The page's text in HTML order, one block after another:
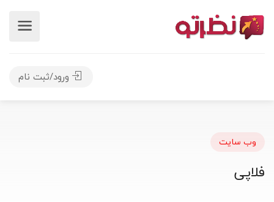
ورود/ثبت نام
وب سایت
فلاپی